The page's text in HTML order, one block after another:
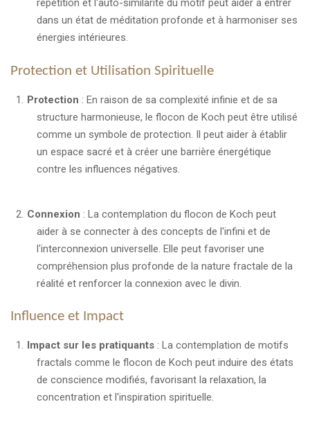
répétition et l'auto-similarité du motif peut aider à entrer
dans un état de méditation profonde et à harmoniser ses
énergies intérieures.
Protection et Utilisation Spirituelle
Protection : En raison de sa complexité infinie et de sa
structure harmonieuse, le flocon de Koch peut être utilisé
comme un symbole de protection. Il peut aider à établir
un espace sacré et à créer une barrière énergétique
contre les influences négatives.
Connexion : La contemplation du flocon de Koch peut
aider à se connecter à des concepts de l'infini et de
l'interconnexion universelle. Elle peut favoriser une
compréhension plus profonde de la nature fractale de la
réalité et renforcer la connexion avec le divin.
Influence et Impact
Impact sur les pratiquants : La contemplation de motifs
fractals comme le flocon de Koch peut induire des états
de conscience modifiés, favorisant la relaxation, la
concentration et l'inspiration spirituelle.